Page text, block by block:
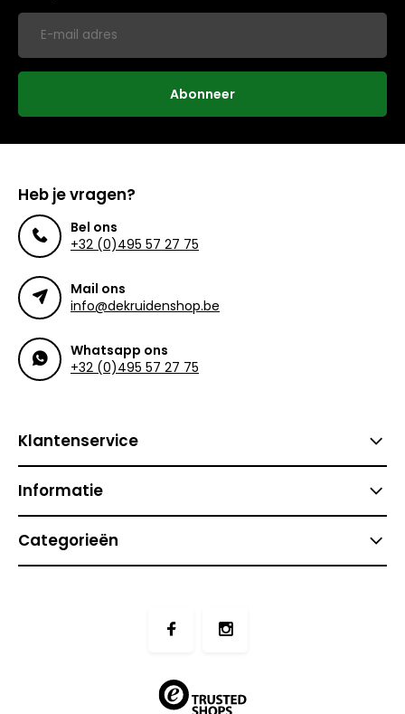
Abonneer
Heb je vragen?
Bel ons
+32 (0)495 57 27 75
Mail ons
info@dekruidenshop.be
Whatsapp ons
+32 (0)495 57 27 75
Klantenservice
Informatie
Categorieën